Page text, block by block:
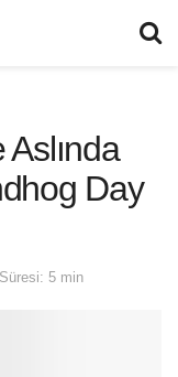
Day
5 min